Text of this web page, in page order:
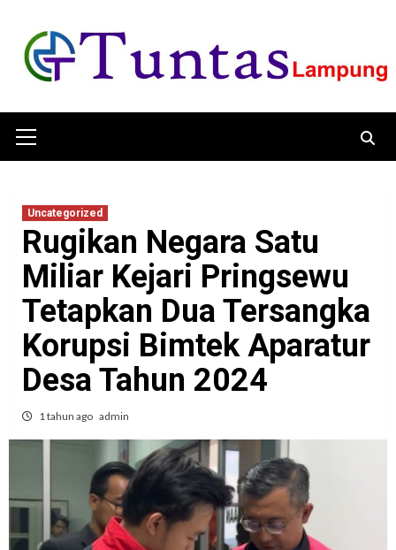
content
Menu
Uncategorized
Rugikan Negara Satu
Miliar Kejari Pringsewu
Tetapkan Dua Tersangka
Korupsi Bimtek Aparatur
Desa Tahun 2024
1 tahun ago admin